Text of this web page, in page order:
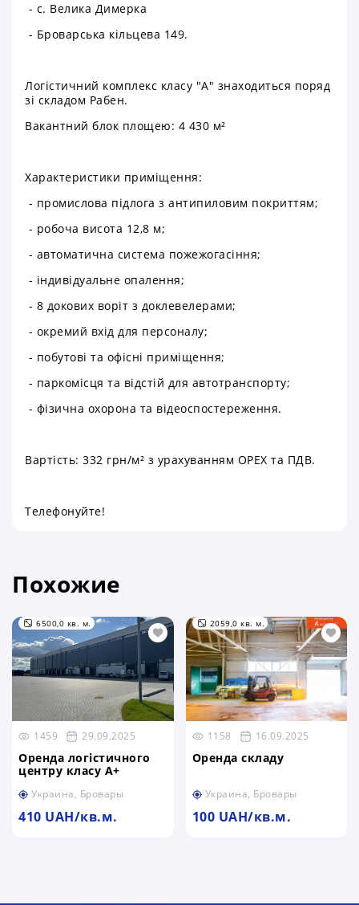
- с. Велика Димерка
- Броварська кільцева 149.
Логістичний комплекс класу "А" знаходиться поряд
зі складом Рабен.
Вакантний блок площею: 4 430 м²
Характеристики приміщення:
- промислова підлога з антипиловим покриттям;
- робоча висота 12,8 м;
- автоматична система пожежогасіння;
- індивідуальне опалення;
- 8 докових воріт з доклевелерами;
- окремий вхід для персоналу;
- побутові та офісні приміщення;
- паркомісця та відстій для автотранспорту;
- фізична охорона та відеоспостереження.
Вартість: 332 грн/м² з урахуванням ОРЕХ та ПДВ.
Телефонуйте!
Похожие
6500,0 кв. м.
1459 29.09.2025
Оренда логістичного
центру класу А+
Украина, Бровары
410 UAH/кв.м.
2059,0 кв. м.
1158 16.09.2025
Оренда складу
Украина, Бровары
100 UAH/кв.м.